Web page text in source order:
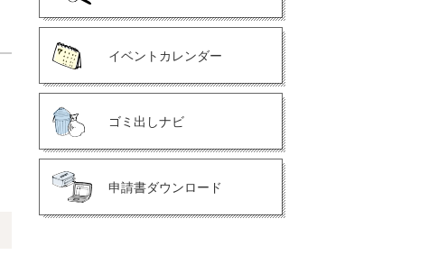
イベントカレンダー
ゴミ出しナビ
申請書ダウンロード